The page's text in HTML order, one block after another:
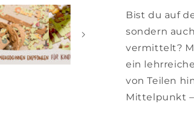
Bist du auf
sondern
vermittelt?
ein
von Teilen
Mittelpunkt